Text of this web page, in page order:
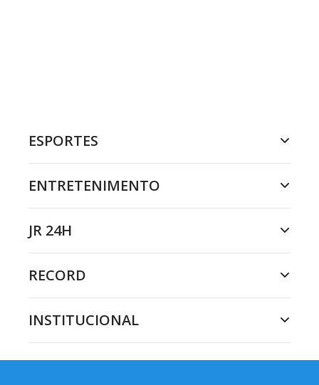
ESPORTES
ENTRETENIMENTO
JR 24H
RECORD
INSTITUCIONAL